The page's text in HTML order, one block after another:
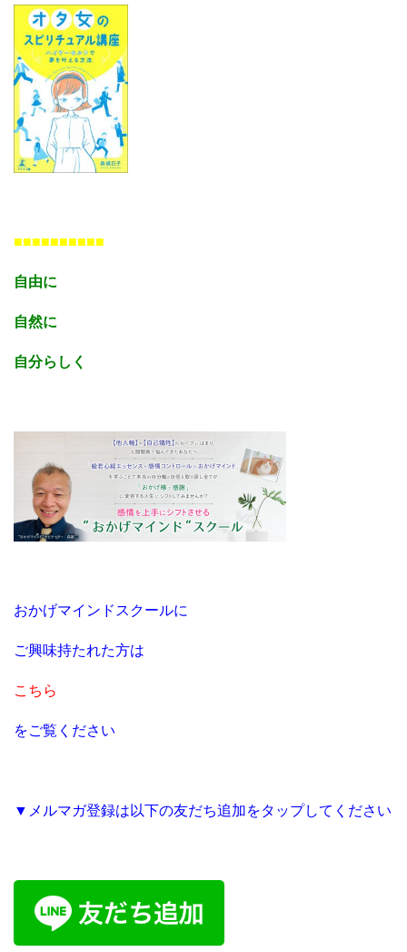
■■■■■■■■■■
自由に
自然に
自分らしく
おかげマインドスクールに
ご興味持たれた方は
こちら
をご覧ください
▼メルマガ登録は以下の友だち追加をタップしてください